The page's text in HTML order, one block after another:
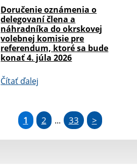
Doručenie oznámenia o
delegovaní člena a
náhradníka do okrskovej
volebnej komisie pre
referendum, ktoré sa bude
konať 4. júla 2026
Čítať ďalej
1 2 ... 33 >